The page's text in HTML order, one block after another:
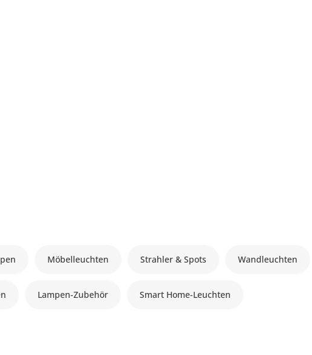
Möbelleuchten Strahler & Spots Wandleuchten
Lampen-Zubehör Smart Home-Leuchten